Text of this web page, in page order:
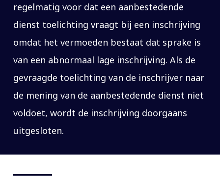
regelmatig voor dat een aanbestedende
dienst toelichting vraagt bij een inschrijving
omdat het vermoeden bestaat dat sprake is
van een abnormaal lage inschrijving. Als de
gevraagde toelichting van de inschrijver naar
de mening van de aanbestedende dienst niet
voldoet, wordt de inschrijving doorgaans
uitgesloten.